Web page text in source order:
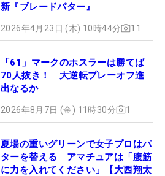
新『ブレードパター』
2026年4月23日 (木) 10時44分 11
「61」マークのホスラーは勝てば
70人抜き！ 大逆転プレーオフ進
出なるか
2026年8月7日 (金) 11時30分 1
夏場の重いグリーンで女子プロはパ
ターを替える アマチュアは「腹筋
に力を入れてください」【大西翔太